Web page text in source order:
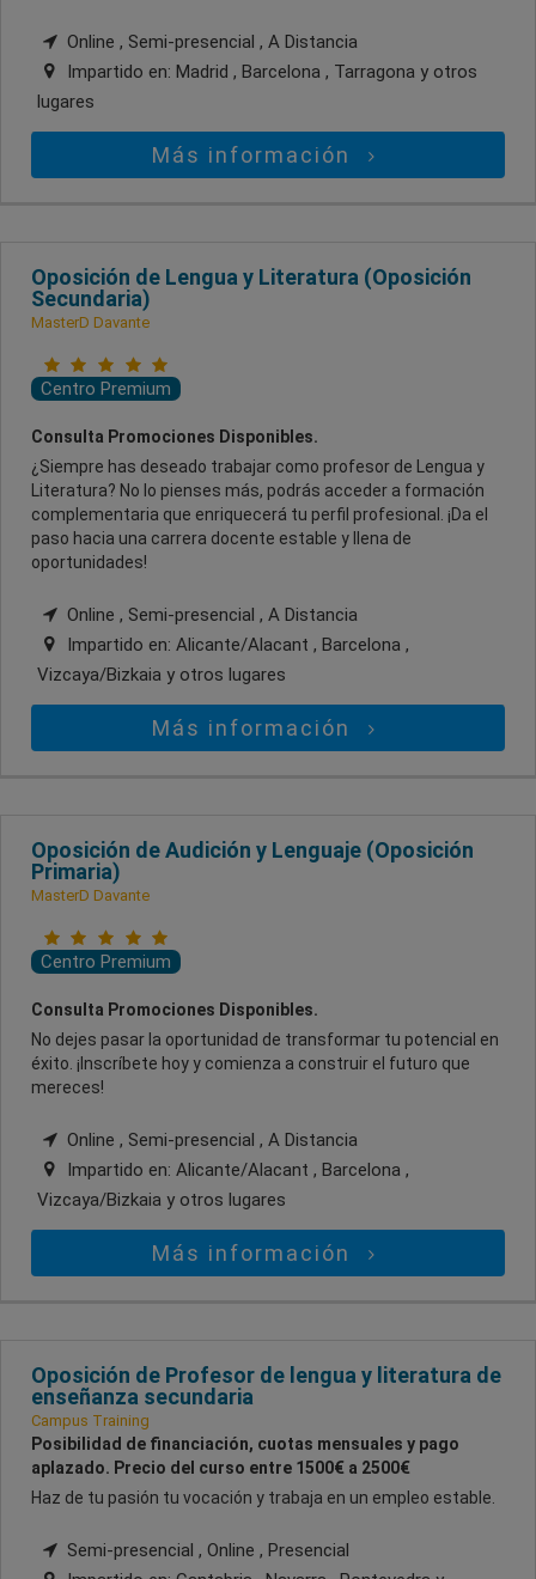
Online , Semi-presencial , A Distancia
Impartido en: Madrid , Barcelona , Tarragona y otros
lugares
Más información
Oposición de Lengua y Literatura (Oposición
Secundaria)
MasterD Davante
Centro Premium
Consulta Promociones Disponibles.
¿Siempre has deseado trabajar como profesor de Lengua y
Literatura? No lo pienses más, podrás acceder a formación
complementaria que enriquecerá tu perfil profesional. ¡Da el
paso hacia una carrera docente estable y llena de
oportunidades!
Online , Semi-presencial , A Distancia
Impartido en: Alicante/Alacant , Barcelona ,
Vizcaya/Bizkaia y otros lugares
Más información
Oposición de Audición y Lenguaje (Oposición
Primaria)
MasterD Davante
Centro Premium
Consulta Promociones Disponibles.
No dejes pasar la oportunidad de transformar tu potencial en
éxito. ¡Inscríbete hoy y comienza a construir el futuro que
mereces!
Online , Semi-presencial , A Distancia
Impartido en: Alicante/Alacant , Barcelona ,
Vizcaya/Bizkaia y otros lugares
Más información
Oposición de Profesor de lengua y literatura de
enseñanza secundaria
Campus Training
Posibilidad de financiación, cuotas mensuales y pago
aplazado. Precio del curso entre 1500€ a 2500€
Haz de tu pasión tu vocación y trabaja en un empleo estable.
Semi-presencial , Online , Presencial